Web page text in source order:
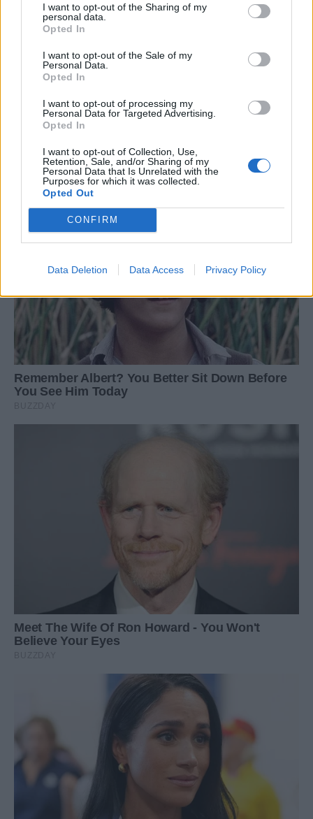
I want to opt-out of the Sharing of my
personal data.
Opted In
I want to opt-out of the Sale of my
Personal Data.
Opted In
I want to opt-out of processing my
Personal Data for Targeted Advertising.
Opted In
I want to opt-out of Collection, Use,
Retention, Sale, and/or Sharing of my
Personal Data that Is Unrelated with the
Purposes for which it was collected.
Opted Out
CONFIRM
Data Deletion Data Access Privacy Policy